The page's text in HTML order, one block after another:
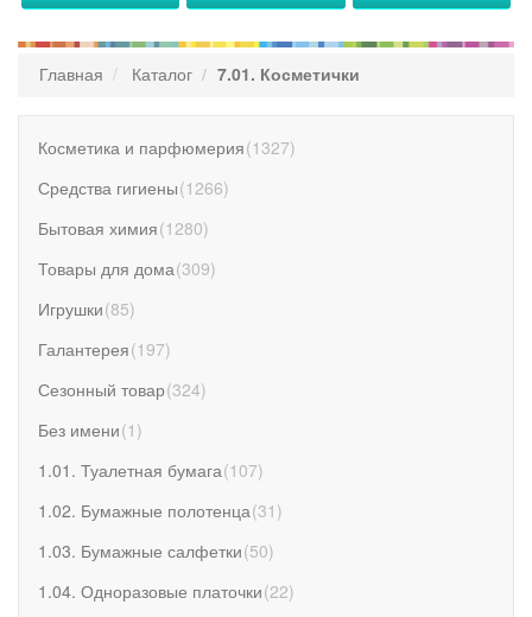
Главная Каталог 7.01. Косметички
Косметика и парфюмерия(1327)
Средства гигиены(1266)
Бытовая химия(1280)
Товары для дома(309)
Игрушки(85)
Галантерея(197)
Сезонный товар(324)
Без имени(1 )
1.01. Туалетная бумага(107)
1.02. Бумажные полотенца(31 )
1.03. Бумажные салфетки(50)
1.04. Одноразовые платочки(22)